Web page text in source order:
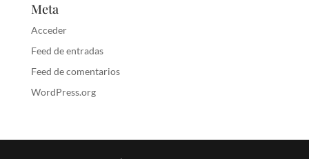
Meta
Acceder
Feed de entradas
Feed de comentarios
WordPress.org